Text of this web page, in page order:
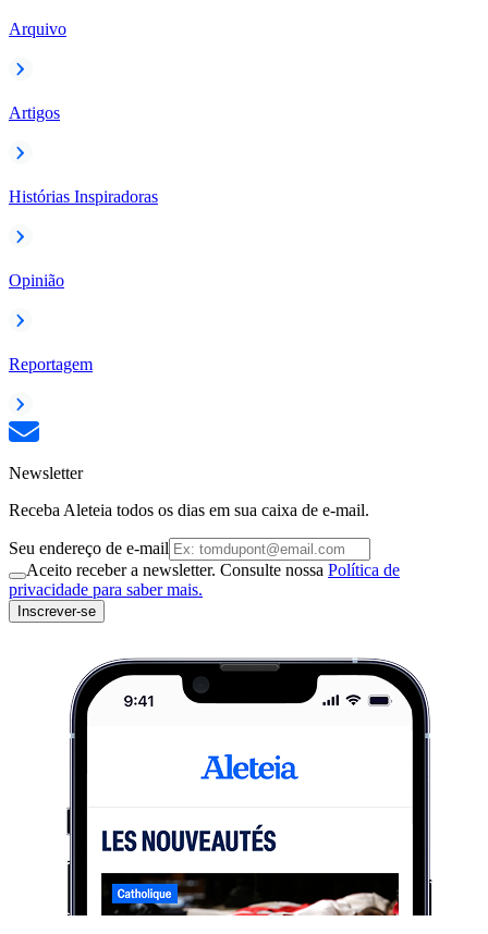
Arquivo
Artigos
Histórias Inspiradoras
Opinião
Reportagem
Newsletter
Receba Aleteia todos os dias em sua caixa de e-mail.
Seu endereço de e-mail
Aceito receber a newsletter. Consulte nossa Política de
privacidade para saber mais.
Inscrever-se